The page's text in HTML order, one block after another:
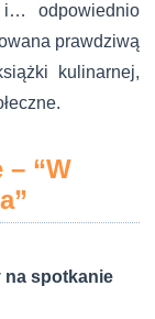
i… odpowiednio
prawdziwą
kulinarnej,
– “W
na spotkanie